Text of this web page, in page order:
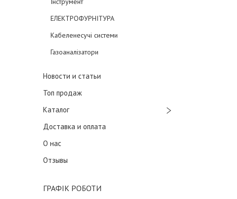
ЕЛЕКТРОФУРНІТУРА
Кабеленесучі системи
Газоаналізатори
Новости и статьи
Топ продаж
Каталог
Доставка и оплата
О нас
Отзывы
ГРАФІК РОБОТИ